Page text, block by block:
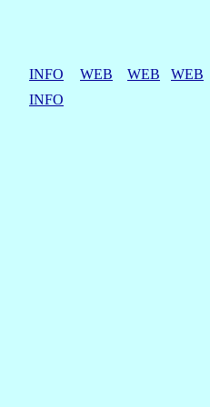
INFO WEB WEB WEB
INFO